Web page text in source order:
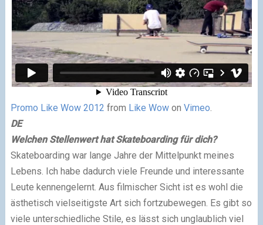
Promo Like Wow 2012 from Like Wowon Vimeo.
DE
Welchen Stellenwert hat Skateboarding für dich?
Skateboarding war lange Jahre der Mittelpunkt meines
Lebens. Ich habe dadurch viele Freunde und interessante
Leute kennengelernt. Aus filmischer Sicht ist es wohl die
ästhetisch vielseitigste Art sich fortzubewegen. Es gibt so
viele unterschiedliche Stile, es lässt sich unglaublich viel